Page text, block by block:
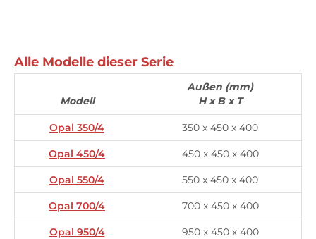
Alle Modelle dieser Serie
Modell
Außen (mm)
H x B x T
Opal 350/4 350 x 450 x 400
Opal 450/4 450 x 450 x 400
Opal 550/4 550 x 450 x 400
Opal 700/4 700 x 450 x 400
Opal 950/4 950 x 450 x 400